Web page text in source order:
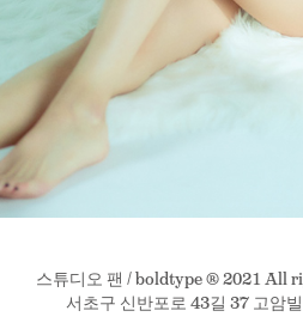
스튜디오 팬 / boldtype ® 2021 All
서초구 신반포로 43길 37 고암